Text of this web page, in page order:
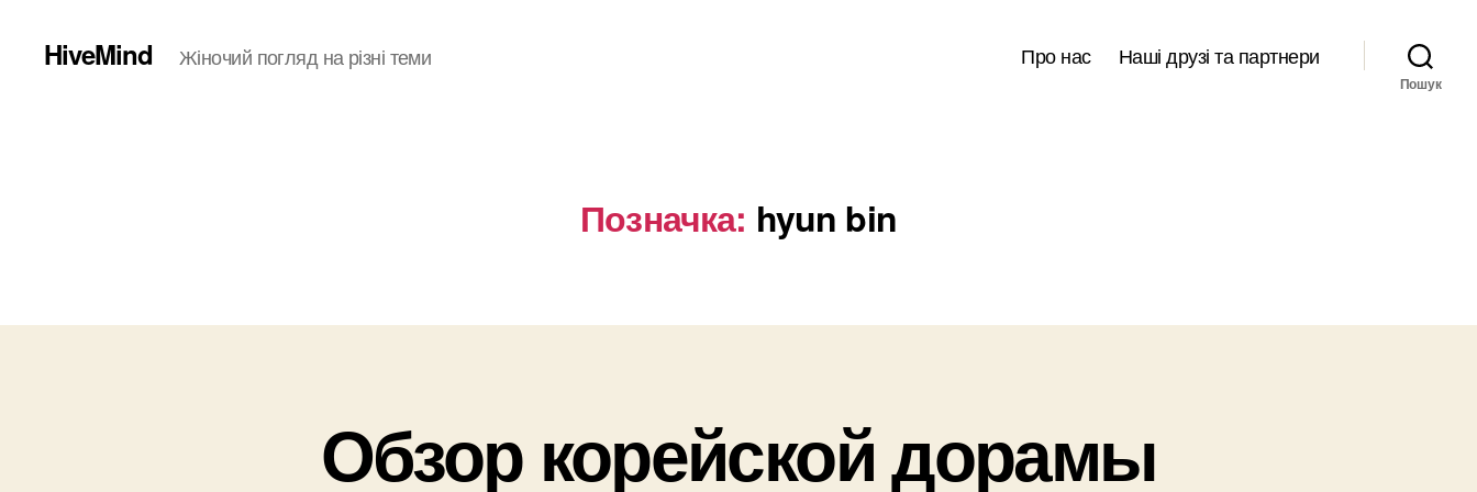
HiveMind Жіночий погляд на різні теми Про нас Наші друзі та партнери
Пошук
Позначка: hyun bin
Обзор корейской дорамы